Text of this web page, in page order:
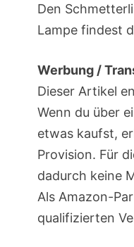
Den
Lampe findest
Werbung /
Dieser Artikel
Wenn du über
etwas kaufst,
Provision. Für
dadurch keine
Als Amazon-
qualifizierten